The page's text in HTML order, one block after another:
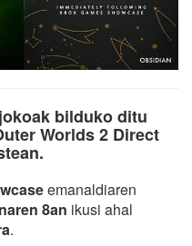
bilduko ditu
Worlds 2 Direct
emanaldiaren
8an ikusi ahal
.